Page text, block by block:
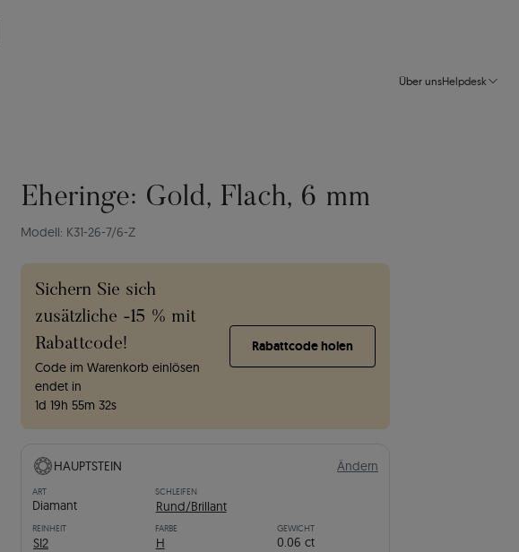
Über unsHelpdesk
Eheringe: Gold, Flach, 6 mm
Modell: K31-26-7/6-Z
Sichern Sie sich
zusätzliche -15 % mit
Rabattcode!
Code im Warenkorb einlösen
endet in
1d 19h 55m 30s
Rabattcode holen
HAUPTSTEIN Ändern
ART
Diamant
SCHLEIFEN
Rund/Brillant
REINHEIT
SI2
FARBE
H
GEWICHT
0.06 ct